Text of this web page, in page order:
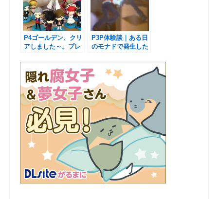
P4ゴールデン、クリ
アしました～。プレ
P3P体験談｜ある日
のモナドで発生した
｀)